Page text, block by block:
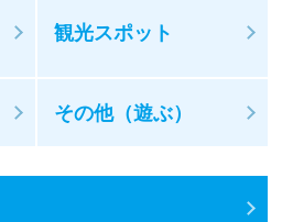
観光スポット
その他（遊ぶ）